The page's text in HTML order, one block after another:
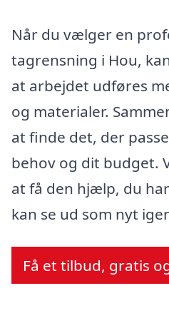
Når du vælger en
tagrensning i Hou,
at arbejdet udføres
og materialer.
at finde det, der
behov og dit budget.
at få den hjælp, du
kan se ud som nyt
Få et tilbud, gratis